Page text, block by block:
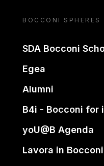
BOCCONI SPHERES
SDA Bocconi
Egea
Alumni
B4i - Bocconi for
yoU@B Agenda
Lavora in Bocconi